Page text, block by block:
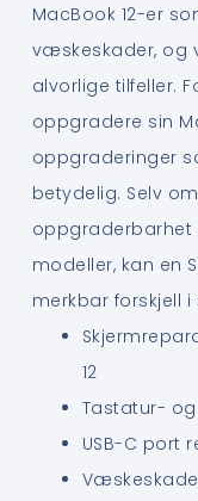
MacBook 12-er
væskeskader, og
alvorlige tilfeller.
oppgradere sin
oppgraderinger
betydelig. Selv
oppgraderbarhet
modeller, kan en
merkbar forskjell
12
Tastatur-
USB-C port